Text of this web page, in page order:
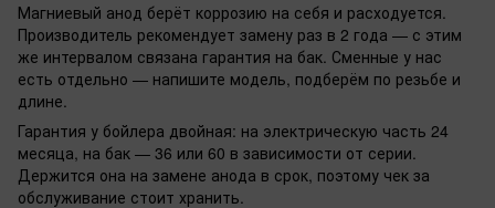
Магниевый анод берёт коррозию на себя и расходуется.
Производитель рекомендует замену раз в 2 года — с этим
же интервалом связана гарантия на бак. Сменные у нас
есть отдельно — напишите модель, подберём по резьбе и
длине.
Гарантия у бойлера двойная: на электрическую часть 24
месяца, на бак — 36 или 60 в зависимости от серии.
Держится она на замене анода в срок, поэтому чек за
обслуживание стоит хранить.